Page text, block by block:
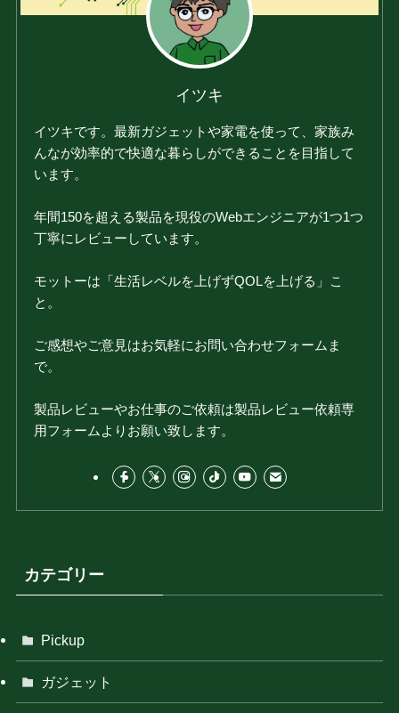
イツキ
イツキです。最新ガジェットや家電を使って、家族み
んなが効率的で快適な暮らしができることを目指して
います。
年間150を超える製品を現役のWebエンジニアが1つ1つ
丁寧にレビューしています。
モットーは「生活レベルを上げずQOLを上げる」こ
と。
ご感想やご意見はお気軽にお問い合わせフォームま
で。
製品レビューやお仕事のご依頼は製品レビュー依頼専
用フォームよりお願い致します。
カテゴリー
Pickup
ガジェット